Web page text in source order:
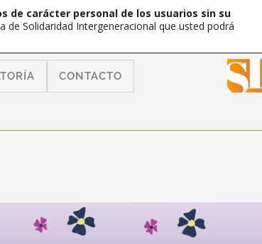
CONTACTO
de carácter personal de los usuarios sin su
de Solidaridad Intergeneracional que usted podrá